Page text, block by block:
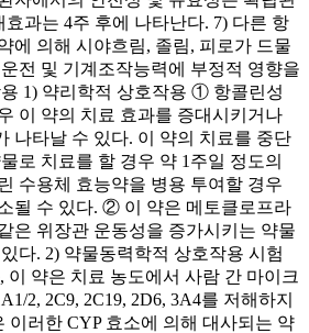
효과는 4주 후에 나타난다. 7) 다른 항
에 의해 시야흐림, 졸림, 피로가 드물
전 및 기계조작능력에 부정적 영향을
1) 약리학적 상호작용 ① 항콜린성
이 약의 치료 효과를 증대시키거나
나타날 수 있다. 이 약의 치료를 중단
로 치료를 할 경우 약 1주일 정도의
수용체 효능약을 병용 투여할 경우
될 수 있다. ② 이 약은 메토클로프라
은 위장관 운동성을 증가시키는 약물
다. 2) 약물동력학적 상호작용 시험
이 약은 치료 농도에서 사람 간 마이크
2, 2C9, 2C19, 2D6, 3A4를 저해하지
이러한 CYP 효소에 의해 대사되는 약